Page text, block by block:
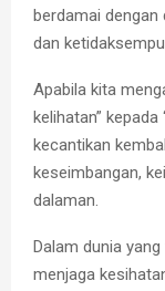
berdamai dengan
dan
Apabila kita
kelihatan”
kecantikan
keseimbangan,
dalaman.
Dalam dunia
menjaga